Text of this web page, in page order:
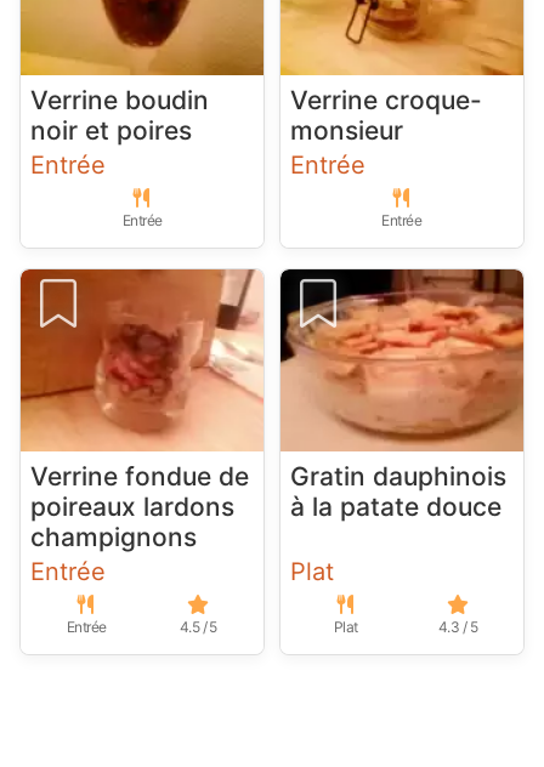
Verrine boudin
noir et poires
Entrée
Entrée
Verrine croque-
monsieur
Entrée
Entrée
Verrine fondue de
poireaux lardons
champignons
Entrée
Entrée 4.5 / 5
Gratin dauphinois
à la patate douce
Plat
Plat 4.3 / 5